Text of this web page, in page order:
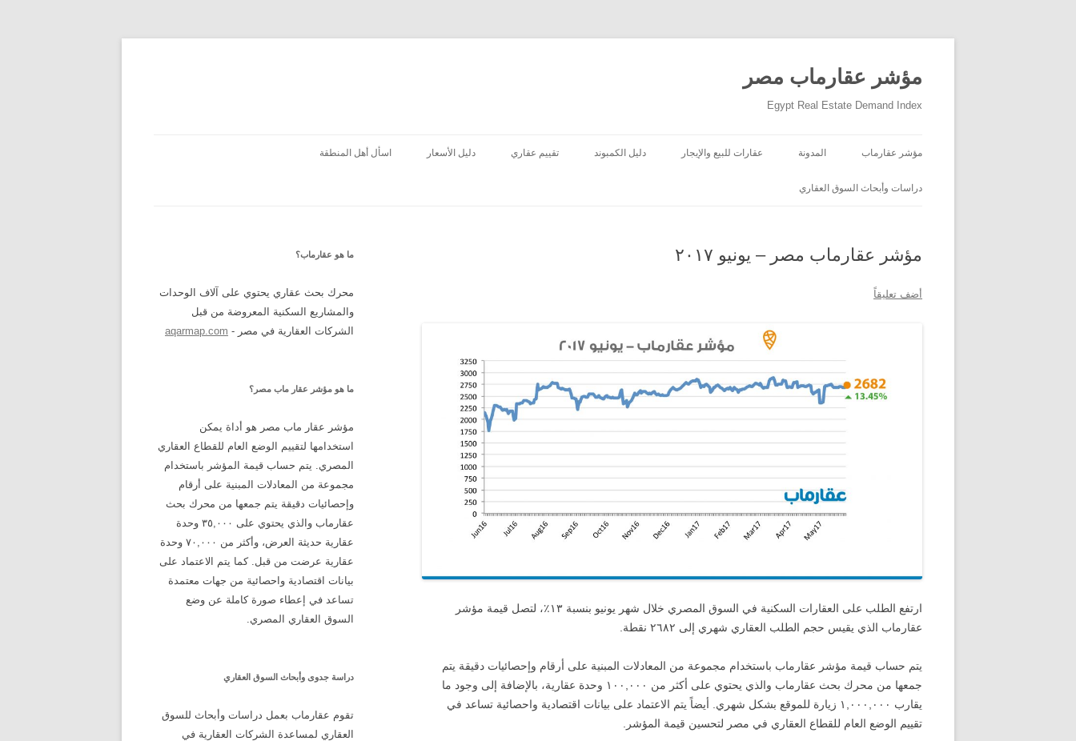
مؤشر عقارماب مصر
Egypt Real Estate Demand Index
إلى
المحتوى
مؤشر عقارماب المدونة عقارات للبيع والإيجار دليل الكمبوند تقييم عقاري دليل الأسعار اسأل أهل المنطقة
دراسات وأبحاث السوق العقاري
مؤشر عقارماب مصر – يونيو ٢٠١٧
أضف تعليقاً
ارتفع الطلب على العقارات السكنية في السوق المصري خلال شهر يونيو بنسبة ١٣٪، لتصل قيمة مؤشر
عقارماب الذي يقيس حجم الطلب العقاري شهري إلى ٢٦٨٢ نقطة.
يتم حساب قيمة مؤشر عقارماب باستخدام مجموعة من المعادلات المبنية على أرقام وإحصائيات دقيقة يتم
جمعها من محرك بحث عقارماب والذي يحتوي على أكثر من ١٠٠,٠٠٠ وحدة عقارية، بالإضافة إلى وجود ما
يقارب ١,٠٠٠,٠٠٠ زيارة للموقع بشكل شهري. أيضاً يتم الاعتماد على بيانات اقتصادية واحصائية تساعد في
تقييم الوضع العام للقطاع العقاري في مصر لتحسين قيمة المؤشر.
ما هو عقارماب؟
محرك بحث عقاري يحتوي على آلاف الوحدات
والمشاريع السكنية المعروضة من قبل
الشركات العقارية في مصر - aqarmap.com
ما هو مؤشر عقار ماب مصر؟
مؤشر عقار ماب مصر هو أداة يمكن
استخدامها لتقييم الوضع العام للقطاع العقاري
المصري. يتم حساب قيمة المؤشر باستخدام
مجموعة من المعادلات المبنية على أرقام
وإحصائيات دقيقة يتم جمعها من محرك بحث
عقارماب والذي يحتوي على ٣٥,٠٠٠ وحدة
عقارية حديثة العرض، وأكثر من ٧٠,٠٠٠ وحدة
عقارية عرضت من قبل. كما يتم الاعتماد على
بيانات اقتصادية واحصائية من جهات معتمدة
تساعد في إعطاء صورة كاملة عن وضع
السوق العقاري المصري.
دراسة جدوى وأبحاث السوق العقاري
تقوم عقارماب بعمل دراسات وأبحاث للسوق
العقاري لمساعدة الشركات العقارية في